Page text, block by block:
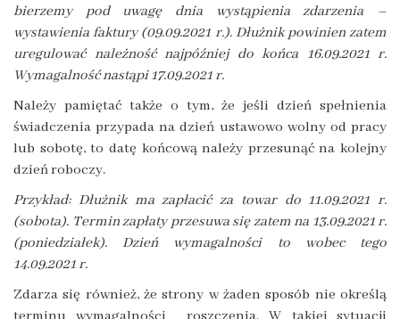
bierzemy pod uwagę dnia wystąpienia zdarzenia –
wystawienia faktury (09.09.2021 r.). Dłużnik powinien zatem
uregulować należność najpóźniej do końca 16.09.2021 r.
Wymagalność nastąpi 17.09.2021 r.
Należy pamiętać także o tym, że jeśli dzień spełnienia
świadczenia przypada na dzień ustawowo wolny od pracy
lub sobotę, to datę końcową należy przesunąć na kolejny
dzień roboczy.
Przykład: Dłużnik ma zapłacić za towar do 11.09.2021 r.
(sobota). Termin zapłaty przesuwa się zatem na 13.09.2021 r.
(poniedziałek). Dzień wymagalności to wobec tego
14.09.2021 r.
Zdarza się również, że strony w żaden sposób nie określą